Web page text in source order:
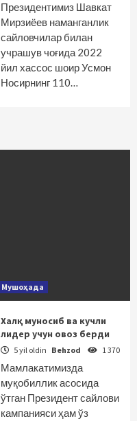
Президентимиз Шавкат
Мирзиёев наманганлик
сайловчилар билан
учрашув чоғида 2022
йил хассос шоир Усмон
Носирнинг 110…
Мушоҳада
Халқ муносиб ва кучли
лидер учун овоз берди
5 yil oldin Behzod 1 370
Мамлакатимизда
муқобиллик асосида
ўтган Президент сайлови
кампанияси ҳам ўз